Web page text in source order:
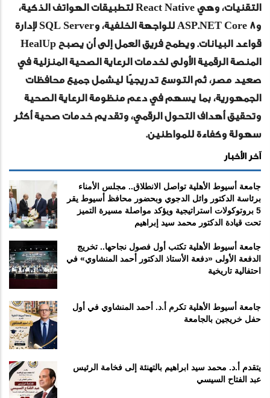
التقنيات، وهي React Native لتطبيقات الهواتف الذكية،
وASP.NET Core 8 للواجهة الخلفية، وSQL Server لإدارة
قواعد البيانات. ويطمح فريق العمل إلى أن يصبح HealUp
المنصة الرقمية الأولى لخدمات الرعاية الصحية المنزلية في
صعيد مصر، ثم التوسع تدريجيًا ليشمل جميع محافظات
الجمهورية، بما يسهم في دعم منظومة الرعاية الصحية
وتحقيق أهداف التحول الرقمي، وتقديم خدمات صحية أكثر
سهولة وكفاءة للمواطنين.
آخر الأخبار
جامعة أسيوط الأهلية تواصل الانطلاق.. مجلس الأمناء
برئاسة الدكتور وائل الدجوي وبحضور محافظ أسيوط يقر
5 بروتوكولات استراتيجية ويؤكد مواصلة مسيرة التميز
تحت قيادة الدكتور محمد سيد إبراهيم
جامعة أسيوط الأهلية تكتب أول فصول نجاحها.. تخريج
الدفعة الأولى «دفعة الأستاذ الدكتور أحمد المنشاوي» في
احتفالية تاريخية
جامعة أسيوط الأهلية تكرم أ.د. أحمد المنشاوي في أول
حفل خريجين بالجامعة
يتقدم أ.د. محمد سيد ابراهيم بالتهنئة إلى فخامة الرئيس
عبد الفتاح السيسي